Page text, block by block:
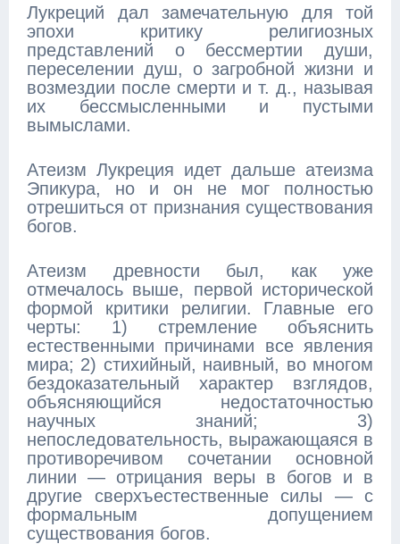
Лукреций дал замечательную для той
эпохи критику религиозных
представлений о бессмертии души,
переселении душ, о загробной жизни и
возмездии после смерти и т. д., называя
их бессмысленными и пустыми
вымыслами.
Атеизм Лукреция идет дальше атеизма
Эпикура, но и он не мог полностью
отрешиться от признания существования
богов.
Атеизм древности был, как уже
отмечалось выше, первой исторической
формой критики религии. Главные его
черты: 1) стремление объяснить
естественными причинами все явления
мира; 2) стихийный, наивный, во многом
бездоказательный характер взглядов,
объясняющийся недостаточностью
научных знаний; 3)
непоследовательность, выражающаяся в
противоречивом сочетании основной
линии — отрицания веры в богов и в
другие сверхъестественные силы — с
формальным допущением
существования богов.